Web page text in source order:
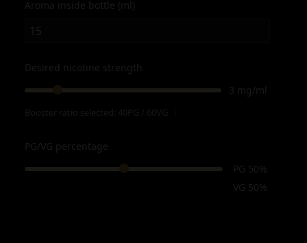
Aroma inside bottle (ml)
Desired nicotine strength
3 mg/ml
PG/VG percentage
PG 50%
VG 50%